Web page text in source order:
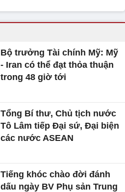
Bộ trưởng Tài chính Mỹ: Mỹ
- Iran có thể đạt thỏa thuận
trong 48 giờ tới
Tổng Bí thư, Chủ tịch nước
Tô Lâm tiếp Đại sứ, Đại biện
các nước ASEAN
Tiếng khóc chào đời đánh
dấu ngày BV Phụ sản Trung